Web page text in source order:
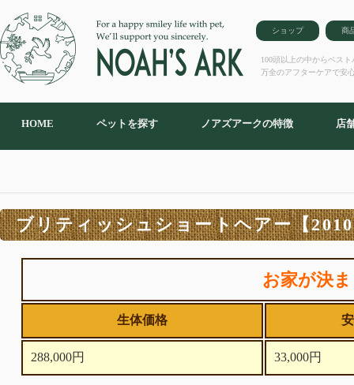
ショップ 商
100頭以上の中からベス
万全のアフターケアで安
HOME ペットを探す ノアズアークの特徴 店
ブリティッシュショートヘアー【
お家が決
生体価格
288,000円 33,000円